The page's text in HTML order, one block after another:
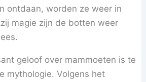
ontdaan, worden ze weer in
magie zijn de botten weer
geloof over mammoeten is te
mythologie. Volgens het